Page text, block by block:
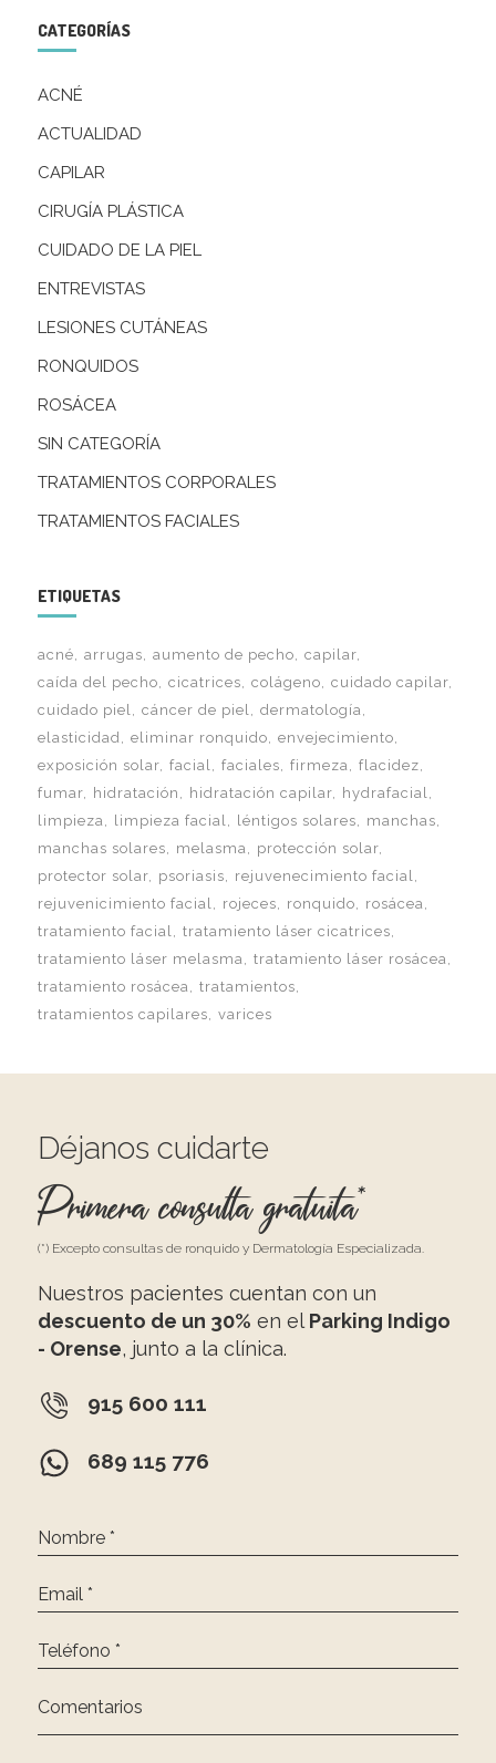
CATEGORÍAS
ACNÉ
ACTUALIDAD
CAPILAR
CIRUGÍA PLÁSTICA
CUIDADO DE LA PIEL
ENTREVISTAS
LESIONES CUTÁNEAS
RONQUIDOS
ROSÁCEA
SIN CATEGORÍA
TRATAMIENTOS CORPORALES
TRATAMIENTOS FACIALES
ETIQUETAS
acné arrugas aumento de pecho
capilar
caída del pecho
cicatrices colágeno
cuidado capilar
cuidado piel
cáncer de piel
dermatología
elasticidad
eliminar ronquido
envejecimiento
exposición solar
facial faciales firmeza
flacidez
fumar
hidratación hidratación capilar
hydrafacial
limpieza
limpieza facial léntigos solares
manchas
manchas solares
melasma
protección solar
protector solar
psoriasis
rejuvenecimiento facial
rejuvenicimiento facial
rojeces ronquido
rosácea
tratamiento facial
tratamiento láser cicatrices
tratamiento láser melasma
tratamiento láser rosácea
tratamiento rosácea
tratamientos
tratamientos capilares
varices
Déjanos cuidarte
Primera consulta gratuita*
(*) Excepto consultas de ronquido y Dermatología Especializada.
Nuestros pacientes cuentan con un
descuento de un 30% en el Parking Indigo
- Orense, junto a la clínica.
915 600 111
689 115 776
Nombre *
Email *
Teléfono *
Comentarios